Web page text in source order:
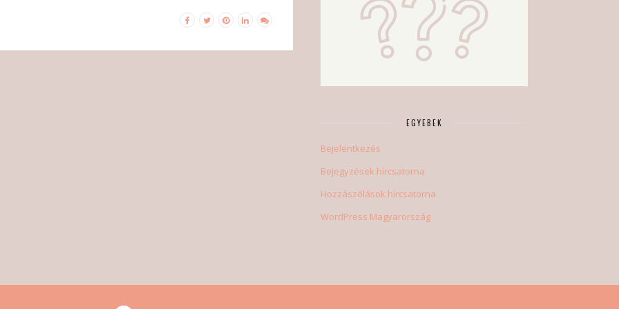
EGYEBEK
Bejelentkezés
Bejegyzések hírcsatorna
Hozzászólások hírcsatorna
WordPress Magyarország